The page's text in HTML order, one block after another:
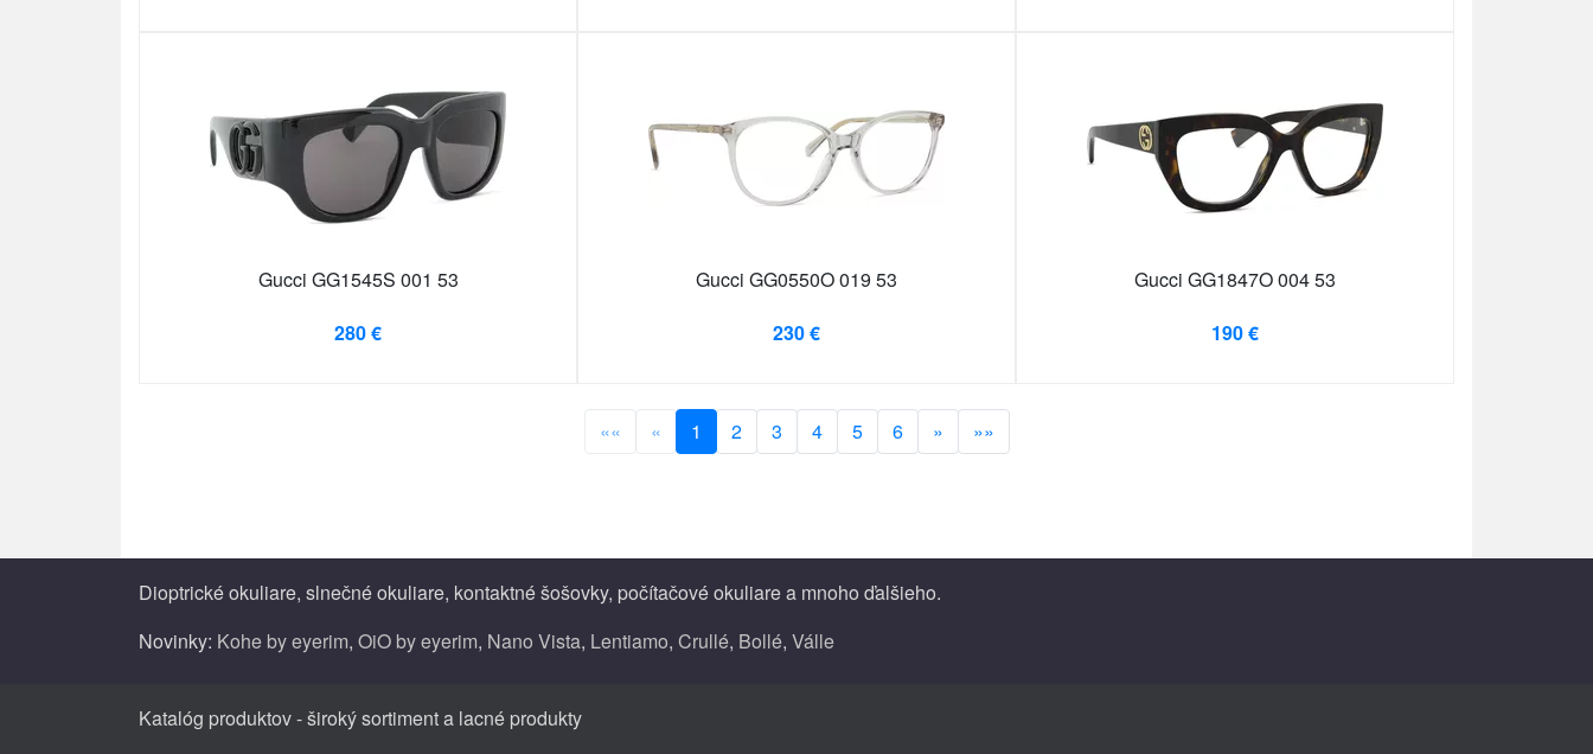
Gucci GG1545S 001 53
280 €
Gucci GG0550O 019 53
230 €
Gucci GG1847O 004 53
190 €
«« « 1 2 3 4 5 6 » »»
Dioptrické okuliare, slnečné okuliare, kontaktné šošovky, počítačové okuliare a mnoho ďalšieho.
Novinky: Kohe by eyerim, OiO by eyerim, Nano Vista, Lentiamo, Crullé, Bollé, Válle
Katalóg produktov - široký sortiment a lacné produkty